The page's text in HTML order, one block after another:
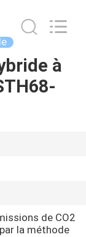
à
de CO2
la méthode